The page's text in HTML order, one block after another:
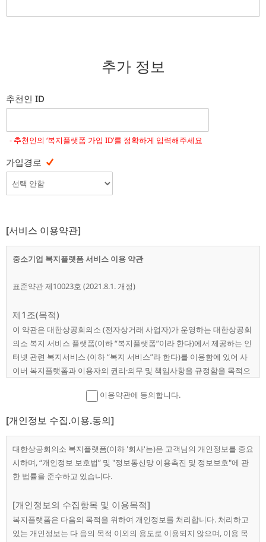
추가 정보
추천인 ID
- 추천인의 ‘복지플랫폼 가입 ID’를 정확하게 입력해주세요
가입경로
[서비스 이용약관]
중소기업 복지플랫폼 서비스 이용 약관
표준약관 제10023호 (2021.8.1. 개정)
제1조(목적)
이 약관은 대한상공회의소 (전자상거래 사업자)가 운영하는 대한상공회
의소 복지 서비스 플랫폼(이하 “복지플랫폼”이라 한다)에서 제공하는 인
터넷 관련 복지서비스 (이하 “복지 서비스”라 한다)를 이용함에 있어 사
이버 복지플랫폼과 이용자의 권리·의무 및 책임사항을 규정함을 목적으
지 않는 한 이 약관을 준용합니다.」
제2조(정의)
① “복지플랫폼”이란 대한상공회의소가 재화 또는 용역(이하 “재화
등”이라 함)을 이용자에게 제공하기 위하여 컴퓨터 등 정보통신설비
하며, 아울러 사이버 복지플랫폼을 운영하는 사업자의 의미로도 사
용합니다.
② “이용자”란 복지플랫폼에 접속하여 복지플랫폼이 제공하는 복지서
이용약관에 동의합니다.
[개인정보 수집.이용.동의]
대한상공회의소 복지플랫폼(이하 '회사'는)은 고객님의 개인정보를 중요
시하며, “개인정보 보호법” 및 "정보통신망 이용촉진 및 정보보호"에 관
한 법률을 준수하고 있습니다.
[개인정보의 수집항목 및 이용목적]
복지플랫폼은 다음의 목적을 위하여 개인정보를 처리합니다. 처리하고
있는 개인정보는 다 음의 목적 이외의 용도로 이용되지 않으며, 이용 목